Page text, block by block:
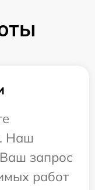
Наш
Ваш запрос
работ